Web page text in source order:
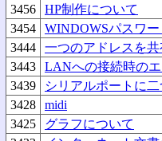
3456
HP制作について
3454
WINDOWSパスワ
3444
一つのアドレスを共
3443
LANへの接続時のエ
3439
シリアルポートに二
3428
midi
3425
グラフについて